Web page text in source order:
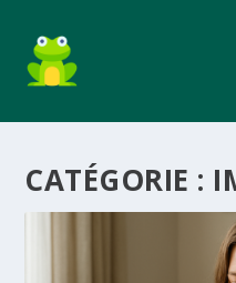
CATÉGORIE :